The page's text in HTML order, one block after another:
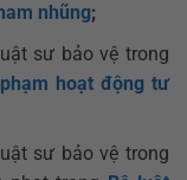
nhũng;
sư bảo vệ trong
hoạt động tư
sư bảo vệ trong